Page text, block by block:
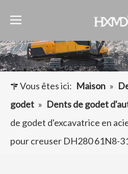
Vous êtes ici: Maison »
godet » Dents de godet
de godet d'excavatrice en
pour creuser DH280 61N8-